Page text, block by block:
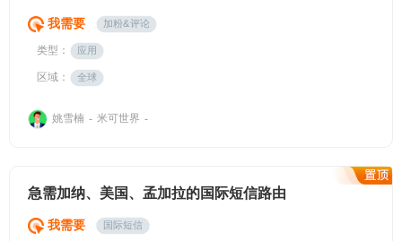
我需要 加粉&评论
类型： 应用
区域： 全球
姚雪楠 - 米可世界 -
急需加纳、美国、孟加拉的国际短信路由
我需要 国际短信